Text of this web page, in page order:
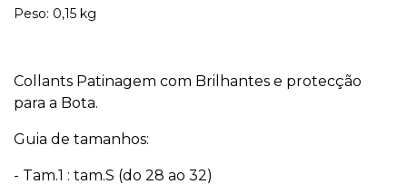
Peso: 0,15 kg
Collants Patinagem com Brilhantes e protecção
para a Bota.
Guia de tamanhos:
- Tam.1 : tam.S (do 28 ao 32)